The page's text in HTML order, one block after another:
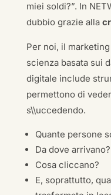
miei soldi?”. In
dubbio grazie alla
Per noi, il
scienza basata sui
digitale include
permettono di
s\\uccedendo.
Quante persone
Da dove arrivano?
Cosa cliccano?
E, soprattutto,